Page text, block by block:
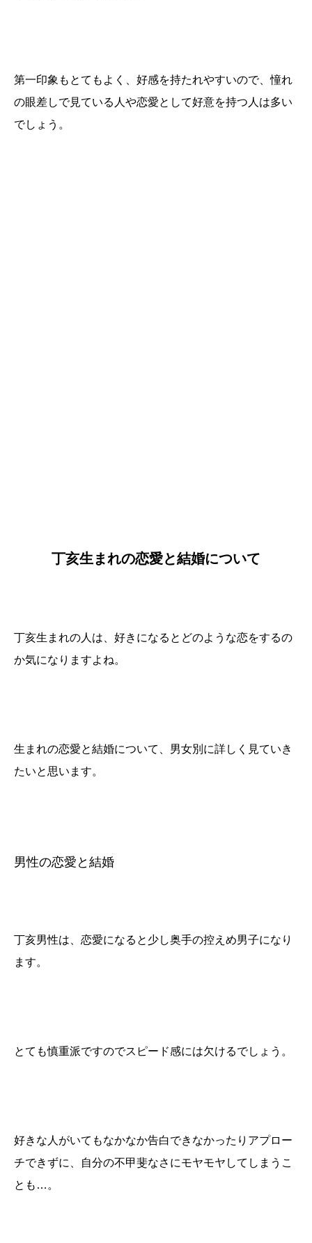
第一印象もとてもよく、好感を持たれやすいので、憧れ
の眼差しで見ている人や恋愛として好意を持つ人は多い
でしょう。
丁亥生まれの恋愛と結婚について
丁亥生まれの人は、好きになるとどのような恋をするの
か気になりますよね。
生まれの恋愛と結婚について、男女別に詳しく見ていき
たいと思います。
男性の恋愛と結婚
丁亥男性は、恋愛になると少し奥手の控えめ男子になり
ます。
とても慎重派ですのでスピード感には欠けるでしょう。
好きな人がいてもなかなか告白できなかったりアプロー
チできずに、自分の不甲斐なさにモヤモヤしてしまうこ
とも…。